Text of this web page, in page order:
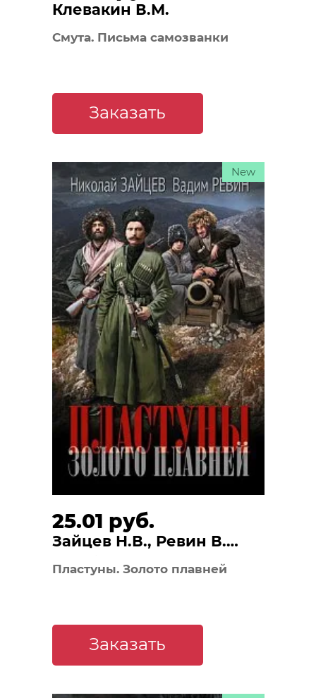
Клевакин В.М.
Смута. Письма самозванки
Заказать
25.01 руб.
Зайцев Н.В., Ревин В.
(Колбаса)
Пластуны. Золото плавней
New
Заказать